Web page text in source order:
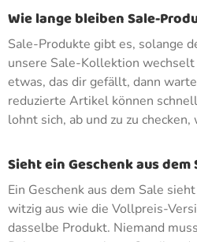
Wie lange bleiben Sale-
Sale-Produkte gibt es, solange
unsere Sale-Kollektion
etwas, das dir gefällt, dann
reduzierte Artikel können
lohnt sich, ab und zu zu
Sieht ein Geschenk aus dem
Ein Geschenk aus dem Sale
witzig aus wie die Vollpreis-
dasselbe Produkt. Niemand